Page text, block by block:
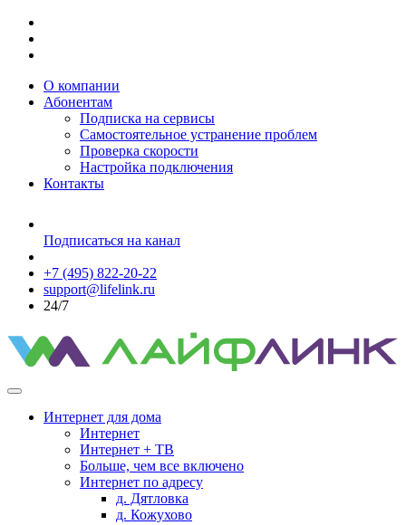
О компании
Абонентам
Подписка на сервисы
Самостоятельное устранение проблем
Проверка скорости
Настройка подключения
Контакты
Подписаться на канал
+7 (495) 822-20-22
support@lifelink.ru
24/7
Интернет для дома
Интернет
Интернет + ТВ
Больше, чем все включено
Интернет по адресу
д. Дятловка
д. Кожухово